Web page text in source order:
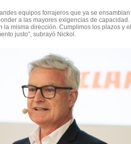
equipos forrajeros que ya se
a las mayores exigencias de capacidad.
misma dirección. Cumplimos los plazos y
justo”, subrayó Nickol.